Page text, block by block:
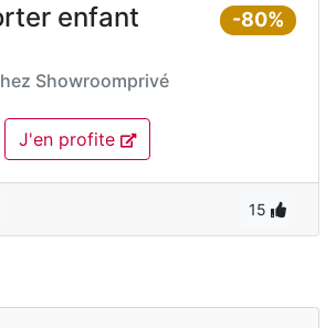
-80%
enfant
Showroomprivé
J'en profite
15